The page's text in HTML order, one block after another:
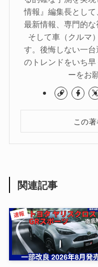
情報』編集長とし
最新情報、専門的な
そして車（クルマ
す。後悔しない一
のトレンドをいち
ーをお
この
関連記事